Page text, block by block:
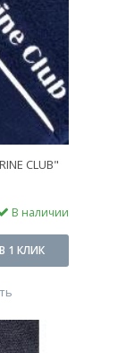
CLUB"
В наличии
1 КЛИК